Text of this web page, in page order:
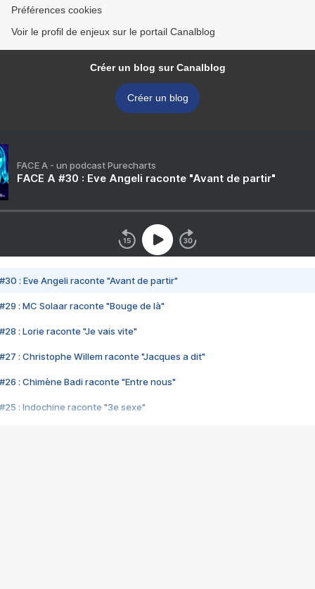
Préférences cookies
Voir le profil de enjeux sur le portail Canalblog
Créer un blog sur Canalblog
Créer un blog
FACE A - un podcast Purecharts
FACE A #30 : Eve Angeli raconte "Avant de partir"
#30 : Eve Angeli raconte "Avant de partir"
#29 : MC Solaar raconte "Bouge de là"
#28 : Lorie raconte "Je vais vite"
#27 : Christophe Willem raconte "Jacques a dit"
#26 : Chimène Badi raconte "Entre nous"
#25 : Indochine raconte "3e sexe"